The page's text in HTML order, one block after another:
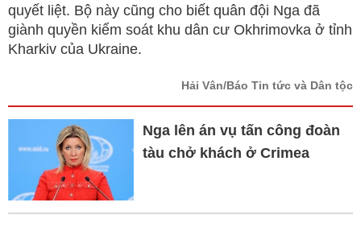
quyết liệt. Bộ này cũng cho biết quân đội Nga đã
giành quyền kiểm soát khu dân cư Okhrimovka ở tỉnh
Kharkiv của Ukraine.
Hải Vân/Báo Tin tức và Dân tộc
Nga lên án vụ tấn công đoàn
tàu chở khách ở Crimea